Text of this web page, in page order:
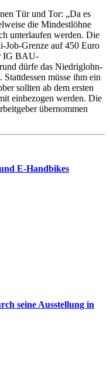
Tür und Tor: „Da es
die Mindestlöhne
unterlaufen werden. Die
Job-Grenze auf 450 Euro
IG BAU-
dürfe das Niedriglohn-
müsse ihm ein
sollten ab dem ersten
einbezogen werden. Die
übernommen
E-Handbikes
seine Ausstellung in